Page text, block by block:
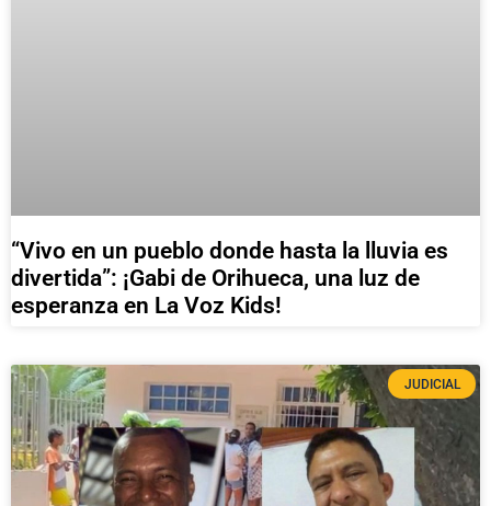
“Vivo en un pueblo donde hasta la lluvia es
divertida”: ¡Gabi de Orihueca, una luz de
esperanza en La Voz Kids!
JUDICIAL